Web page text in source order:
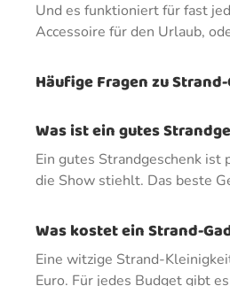
Und es funktioniert für fast
Accessoire für den Urlaub,
Häufige Fragen zu
Was ist ein gutes
Ein gutes Strandgeschenk ist
die Show stiehlt. Das beste
Was kostet ein Strand-
Eine witzige Strand-
Euro. Für jedes Budget gibt